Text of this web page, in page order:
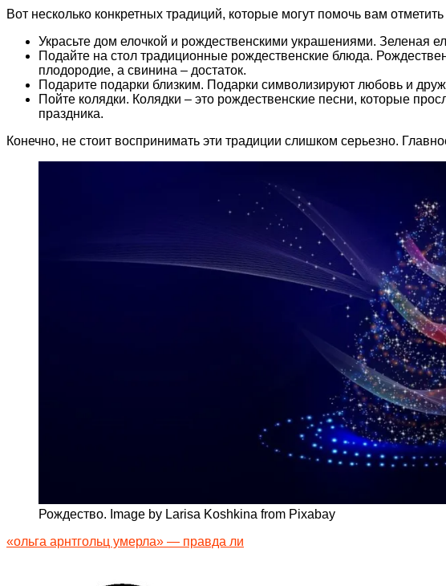
Вот несколько конкретных традиций, которые могут помочь вам
Украсьте дом елочкой и рождественскими украшениями. Зеленая
Подайте на стол традиционные рождественские блюда.
плодородие, а свинина – достаток.
Подарите подарки близким. Подарки символизируют любовь и
Пойте колядки. Колядки – это рождественские песни, которые
праздника.
Конечно, не стоит воспринимать эти традиции слишком серьезно.
Рождество. Image by Larisa Koshkina from Pixabay
«ольга арнтгольц умерла» — правда ли